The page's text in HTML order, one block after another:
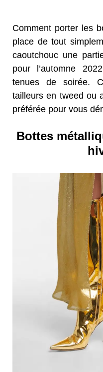
Comment porter les
place de tout
caoutchouc une
pour l’automne
tenues de soirée.
tailleurs en tweed ou
préférée pour vous
Bottes